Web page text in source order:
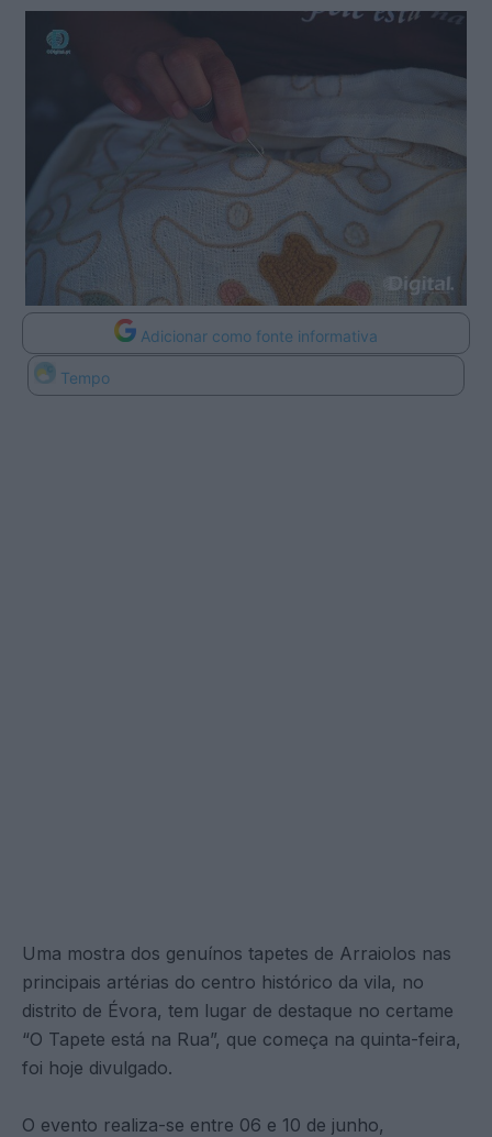
Adicionar como fonte informativa
Tempo
Uma mostra dos genuínos tapetes de Arraiolos nas
principais artérias do centro histórico da vila, no
distrito de Évora, tem lugar de destaque no certame
“O Tapete está na Rua”, que começa na quinta-feira,
foi hoje divulgado.
O evento realiza-se entre 06 e 10 de junho,